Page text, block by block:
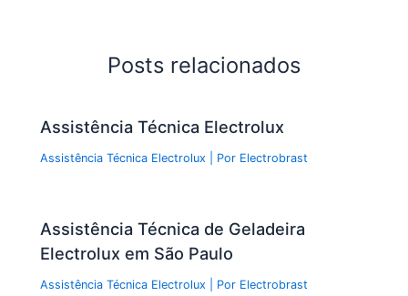
Posts relacionados
Assistência Técnica Electrolux
Assistência Técnica Electrolux | Por Electrobrast
Assistência Técnica de Geladeira
Electrolux em São Paulo
Assistência Técnica Electrolux | Por Electrobrast